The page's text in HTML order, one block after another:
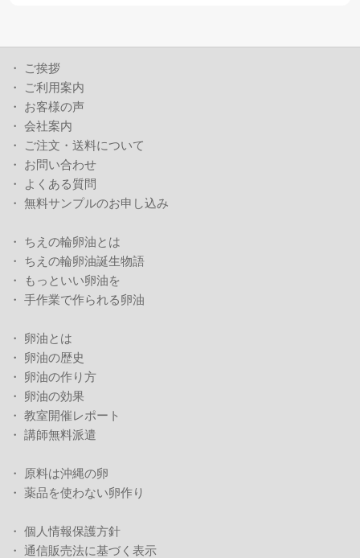
・
ご挨拶
・
ご利用案内
・ お客様の声
・会社案内
・
ご注文・送料について
・ お問い合わせ
・
よくある質問
・無料サンプルのお申し込み
・ ちえの輪卵油とは
・ ちえの輪卵油誕生物語
・
もっといい卵油を
・手作業で作られる卵油
・ 卵油とは
・ 卵油の歴史
・ 卵油の作り方
・ 卵油の効果
・教室開催レポート
・講師無料派遣
・
原料は沖縄の卵
・薬品を使わない卵作り
・個人情報保護方針
・通信販売法に基づく表示